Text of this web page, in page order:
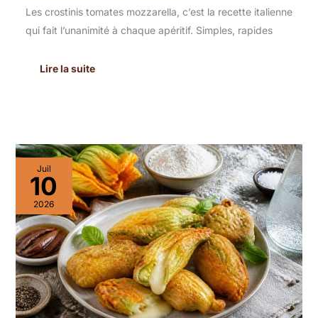
Les crostinis tomates mozzarella, c’est la recette italienne
qui fait l’unanimité à chaque apéritif. Simples, rapides
Lire la suite
Juil
10
2026
Recette
de
beignets
de
fleurs
de
courgette
à
la
mozzarella